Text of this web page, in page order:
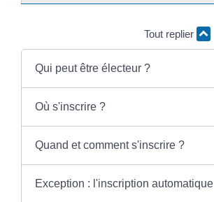
Tout replier
Qui peut être électeur ?
Où s'inscrire ?
Quand et comment s'inscrire ?
Exception : l'inscription automatique